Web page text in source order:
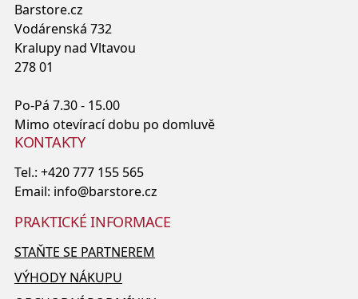
Barstore.cz
Vodárenská 732
Kralupy nad Vltavou
278 01
Po-Pá 7.30 - 15.00
Mimo otevírací dobu po domluvě
KONTAKTY
Tel.: +420 777 155 565
Email: info@barstore.cz
PRAKTICKÉ INFORMACE
STAŇTE SE PARTNEREM
VÝHODY NÁKUPU